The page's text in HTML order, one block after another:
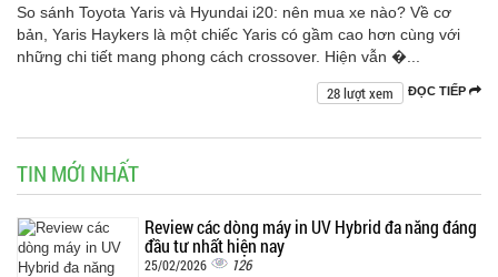
So sánh Toyota Yaris và Hyundai i20: nên mua xe nào? Về cơ
bản, Yaris Haykers là một chiếc Yaris có gầm cao hơn cùng với
những chi tiết mang phong cách crossover. Hiện vẫn �...
ĐỌC TIẾP
28 lượt xem
TIN MỚI NHẤT
Review các dòng máy in UV Hybrid đa năng đáng
đầu tư nhất hiện nay
25/02/2026 126